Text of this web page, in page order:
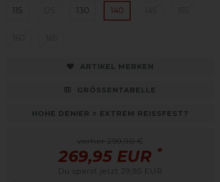
115 130 140
ARTIKEL MERKEN
GRÖSSENTABELLE
HOHE DENIER = EXTREM REISSFEST?
vorher 299,90 €
269,95 EUR *
Du sparst jetzt 29,95 EUR